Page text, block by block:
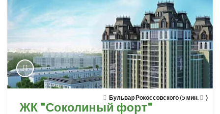
Бульвар Рокоссовского (5 мин. )
ЖК "Соколиный форт"